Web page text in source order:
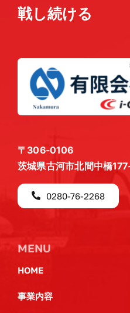
戦し続ける
〒306-0106
茨城県古河市北間中橋
0280-76-2268
MENU
HOME
事業内容